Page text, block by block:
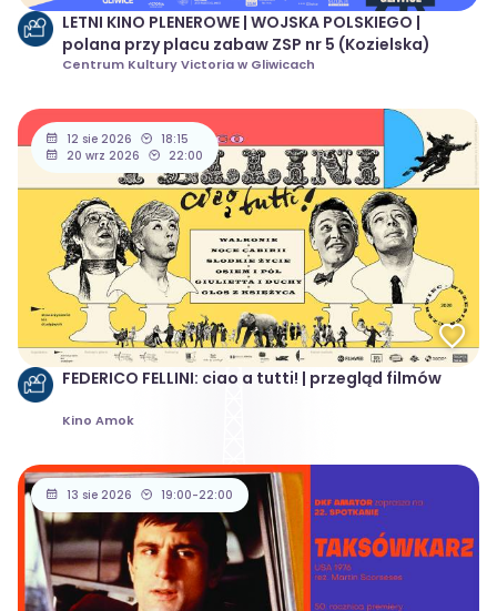
LETNI KINO PLENEROWE | WOJSKA POLSKIEGO |
polana przy placu zabaw ZSP nr 5 (Kozielska)
Centrum Kultury Victoria w Gliwicach
12 sie 2026
18:15
20 wrz 2026
22:00
FEDERICO FELLINI: ciao a tutti! | przegląd filmów
Kino Amok
13 sie 2026 19:00-22:00